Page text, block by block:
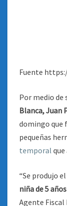
Fuente
Por medio de
Blanca, Juan
domingo que
pequeñas
temporal que
“Se produjo
niña de 5
Agente Fiscal